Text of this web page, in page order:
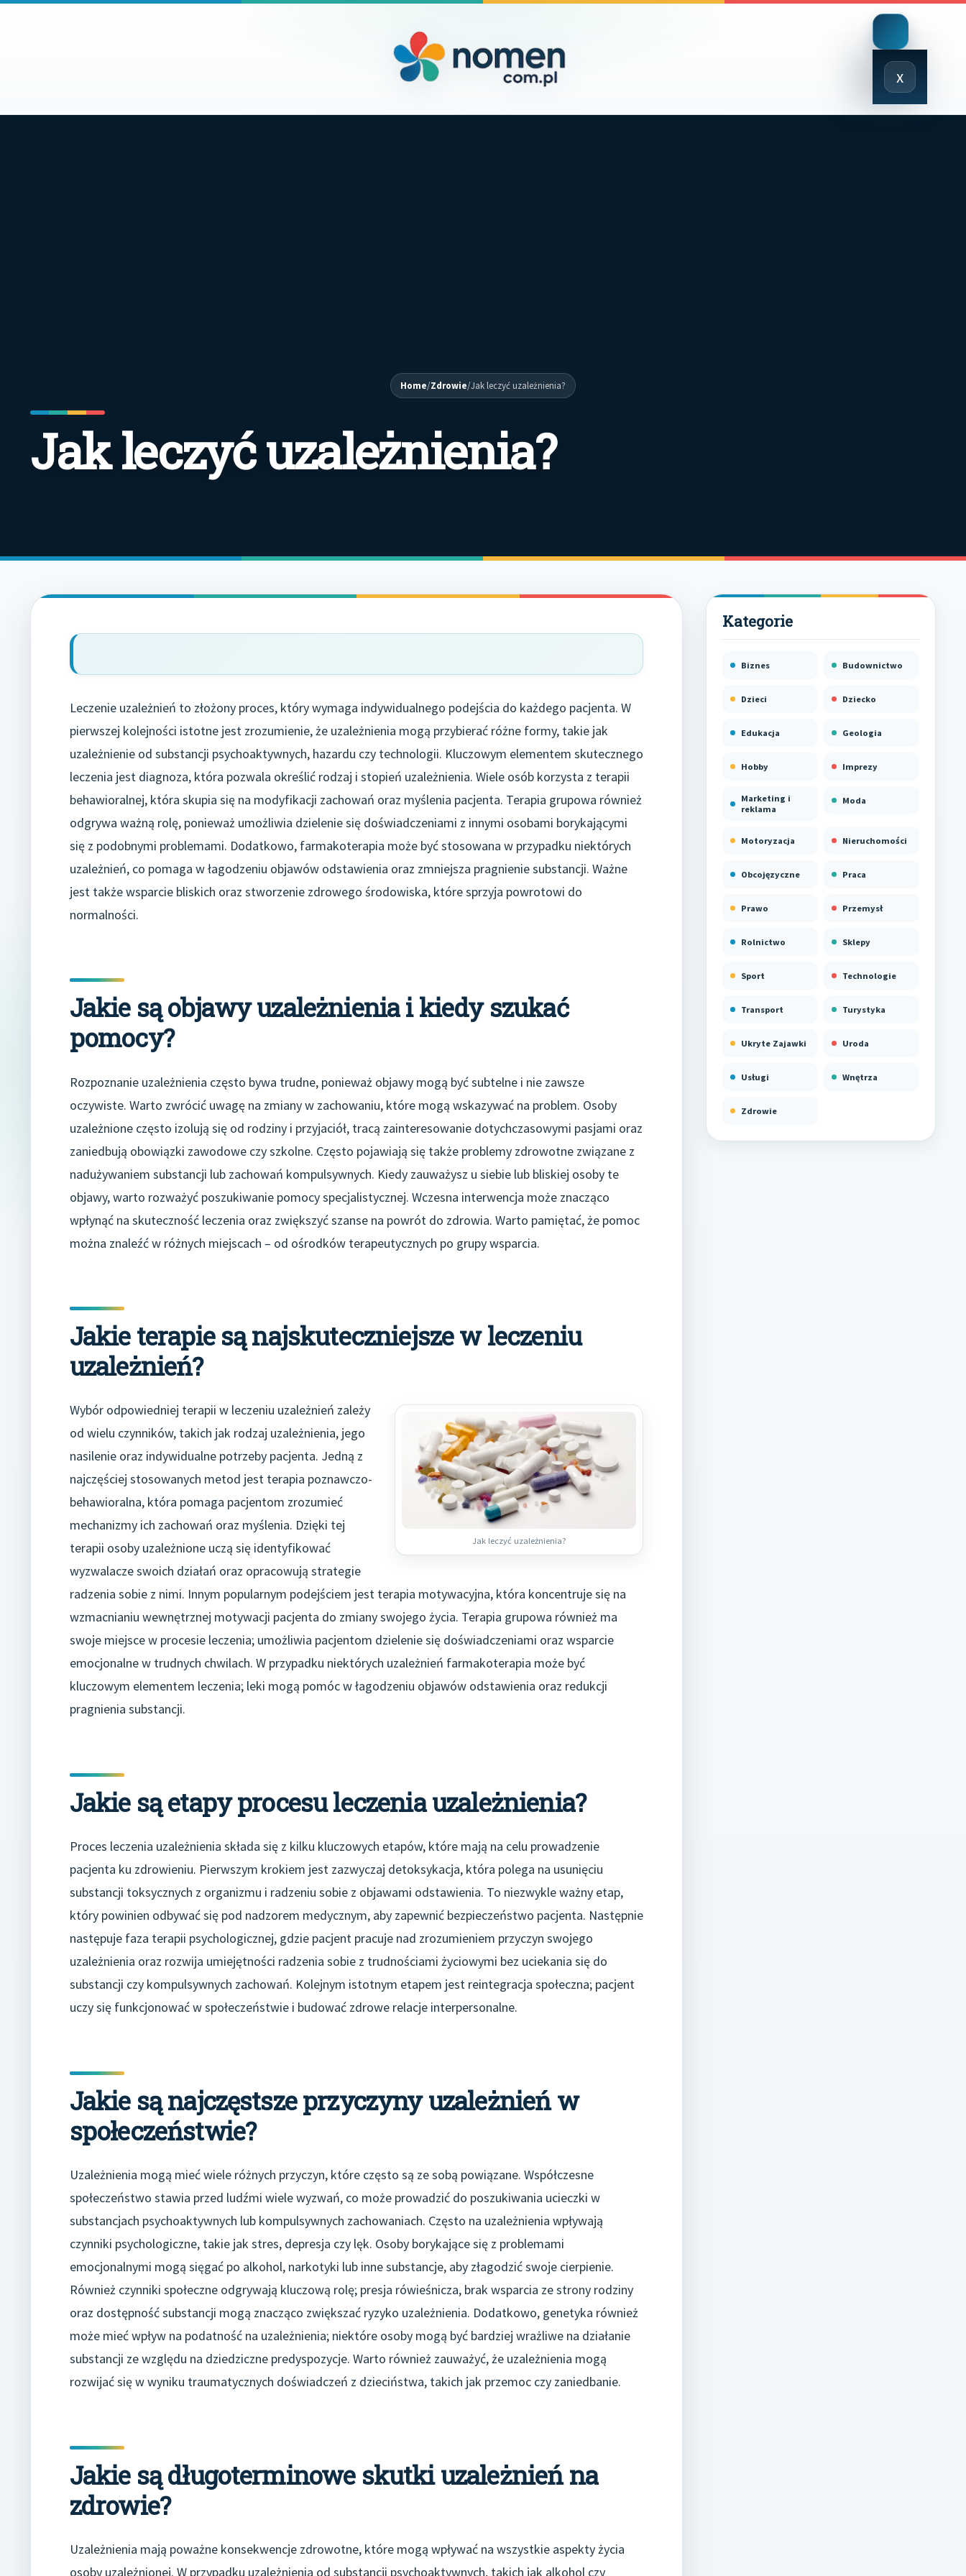
x
Close
Menu
Home/Zdrowie/Jak leczyć uzależnienia?
Jak leczyć uzależnienia?
Leczenie uzależnień to złożony proces, który wymaga indywidualnego podejścia do każdego pacjenta. W
pierwszej kolejności istotne jest zrozumienie, że uzależnienia mogą przybierać różne formy, takie jak
uzależnienie od substancji psychoaktywnych, hazardu czy technologii. Kluczowym elementem skutecznego
leczenia jest diagnoza, która pozwala określić rodzaj i stopień uzależnienia. Wiele osób korzysta z terapii
behawioralnej, która skupia się na modyfikacji zachowań oraz myślenia pacjenta. Terapia grupowa również
odgrywa ważną rolę, ponieważ umożliwia dzielenie się doświadczeniami z innymi osobami borykającymi
się z podobnymi problemami. Dodatkowo, farmakoterapia może być stosowana w przypadku niektórych
uzależnień, co pomaga w łagodzeniu objawów odstawienia oraz zmniejsza pragnienie substancji. Ważne
jest także wsparcie bliskich oraz stworzenie zdrowego środowiska, które sprzyja powrotowi do
normalności.
Jakie są objawy uzależnienia i kiedy szukać
pomocy?
Rozpoznanie uzależnienia często bywa trudne, ponieważ objawy mogą być subtelne i nie zawsze
oczywiste. Warto zwrócić uwagę na zmiany w zachowaniu, które mogą wskazywać na problem. Osoby
uzależnione często izolują się od rodziny i przyjaciół, tracą zainteresowanie dotychczasowymi pasjami oraz
zaniedbują obowiązki zawodowe czy szkolne. Często pojawiają się także problemy zdrowotne związane z
nadużywaniem substancji lub zachowań kompulsywnych. Kiedy zauważysz u siebie lub bliskiej osoby te
objawy, warto rozważyć poszukiwanie pomocy specjalistycznej. Wczesna interwencja może znacząco
wpłynąć na skuteczność leczenia oraz zwiększyć szanse na powrót do zdrowia. Warto pamiętać, że pomoc
można znaleźć w różnych miejscach – od ośrodków terapeutycznych po grupy wsparcia.
Jakie terapie są najskuteczniejsze w leczeniu
uzależnień?
Jak leczyć uzależnienia?
Wybór odpowiedniej terapii w leczeniu uzależnień zależy
od wielu czynników, takich jak rodzaj uzależnienia, jego
nasilenie oraz indywidualne potrzeby pacjenta. Jedną z
najczęściej stosowanych metod jest terapia poznawczo-
behawioralna, która pomaga pacjentom zrozumieć
mechanizmy ich zachowań oraz myślenia. Dzięki tej
terapii osoby uzależnione uczą się identyfikować
wyzwalacze swoich działań oraz opracowują strategie
radzenia sobie z nimi. Innym popularnym podejściem jest terapia motywacyjna, która koncentruje się na
wzmacnianiu wewnętrznej motywacji pacjenta do zmiany swojego życia. Terapia grupowa również ma
swoje miejsce w procesie leczenia; umożliwia pacjentom dzielenie się doświadczeniami oraz wsparcie
emocjonalne w trudnych chwilach. W przypadku niektórych uzależnień farmakoterapia może być
kluczowym elementem leczenia; leki mogą pomóc w łagodzeniu objawów odstawienia oraz redukcji
pragnienia substancji.
Jakie są etapy procesu leczenia uzależnienia?
Proces leczenia uzależnienia składa się z kilku kluczowych etapów, które mają na celu prowadzenie
pacjenta ku zdrowieniu. Pierwszym krokiem jest zazwyczaj detoksykacja, która polega na usunięciu
substancji toksycznych z organizmu i radzeniu sobie z objawami odstawienia. To niezwykle ważny etap,
który powinien odbywać się pod nadzorem medycznym, aby zapewnić bezpieczeństwo pacjenta. Następnie
następuje faza terapii psychologicznej, gdzie pacjent pracuje nad zrozumieniem przyczyn swojego
uzależnienia oraz rozwija umiejętności radzenia sobie z trudnościami życiowymi bez uciekania się do
substancji czy kompulsywnych zachowań. Kolejnym istotnym etapem jest reintegracja społeczna; pacjent
uczy się funkcjonować w społeczeństwie i budować zdrowe relacje interpersonalne.
Jakie są najczęstsze przyczyny uzależnień w
społeczeństwie?
Uzależnienia mogą mieć wiele różnych przyczyn, które często są ze sobą powiązane. Współczesne
społeczeństwo stawia przed ludźmi wiele wyzwań, co może prowadzić do poszukiwania ucieczki w
substancjach psychoaktywnych lub kompulsywnych zachowaniach. Często na uzależnienia wpływają
czynniki psychologiczne, takie jak stres, depresja czy lęk. Osoby borykające się z problemami
emocjonalnymi mogą sięgać po alkohol, narkotyki lub inne substancje, aby złagodzić swoje cierpienie.
Również czynniki społeczne odgrywają kluczową rolę; presja rówieśnicza, brak wsparcia ze strony rodziny
oraz dostępność substancji mogą znacząco zwiększać ryzyko uzależnienia. Dodatkowo, genetyka również
może mieć wpływ na podatność na uzależnienia; niektóre osoby mogą być bardziej wrażliwe na działanie
substancji ze względu na dziedziczne predyspozycje. Warto również zauważyć, że uzależnienia mogą
rozwijać się w wyniku traumatycznych doświadczeń z dzieciństwa, takich jak przemoc czy zaniedbanie.
Jakie są długoterminowe skutki uzależnień na
zdrowie?
Uzależnienia mają poważne konsekwencje zdrowotne, które mogą wpływać na wszystkie aspekty życia
osoby uzależnionej. W przypadku uzależnienia od substancji psychoaktywnych, takich jak alkohol czy
Biznes Budownictwo
Dzieci Dziecko
Edukacja Geologia
Hobby Imprezy
Marketing i
reklama
Moda
Motoryzacja Nieruchomości
Obcojęzyczne Praca
Prawo Przemysł
Rolnictwo Sklepy
Sport Technologie
Transport Turystyka
Ukryte Zajawki Uroda
Usługi Wnętrza
Zdrowie